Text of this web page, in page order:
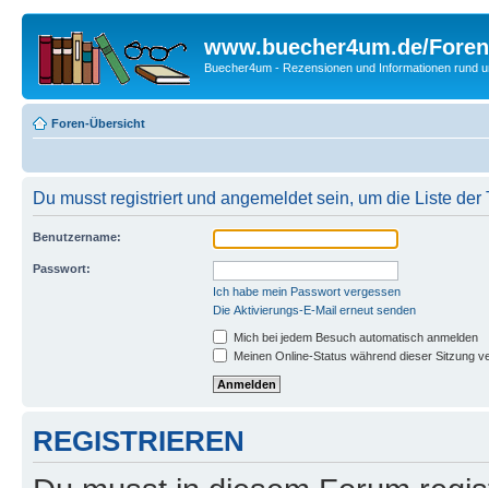
www.buecher4um.de/Foren
Buecher4um - Rezensionen und Informationen rund
Foren-Übersicht
Du musst registriert und angemeldet sein, um die Liste
Benutzername:
Passwort:
Ich habe mein Passwort vergessen
Die Aktivierungs-E-Mail erneut senden
Mich bei jedem Besuch automatisch anmelden
Meinen Online-Status während dieser Sitzung
REGISTRIEREN